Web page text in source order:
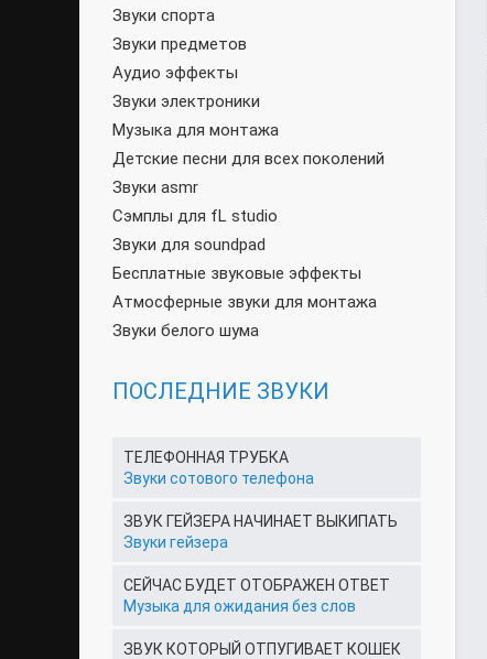
Звуки спорта
Звуки предметов
Аудио эффекты
Звуки электроники
Музыка для монтажа
Детские песни для всех поколений
Звуки asmr
Сэмплы для fL studio
Звуки для soundpad
Бесплатные звуковые эффекты
Атмосферные звуки для монтажа
Звуки белого шума
ПОСЛЕДНИЕ ЗВУКИ
ТЕЛЕФОННАЯ ТРУБКА
Звуки сотового телефона
ЗВУК ГЕЙЗЕРА НАЧИНАЕТ ВЫКИПАТЬ
Звуки гейзера
СЕЙЧАС БУДЕТ ОТОБРАЖЕН ОТВЕТ
Музыка для ожидания без слов
ЗВУК КОТОРЫЙ ОТПУГИВАЕТ КОШЕК